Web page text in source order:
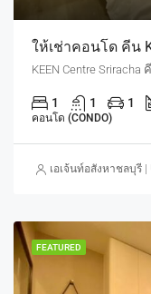
1 1 1
คอนโด (CONDO)
เอเจ้นท์อสังหาชลบุรี |
FEATURED